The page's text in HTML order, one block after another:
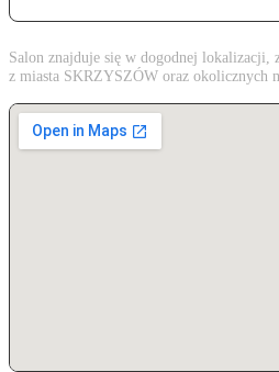
Salon znajduje się w dogodnej lokalizacji,
z miasta SKRZYSZÓW oraz okolicznych